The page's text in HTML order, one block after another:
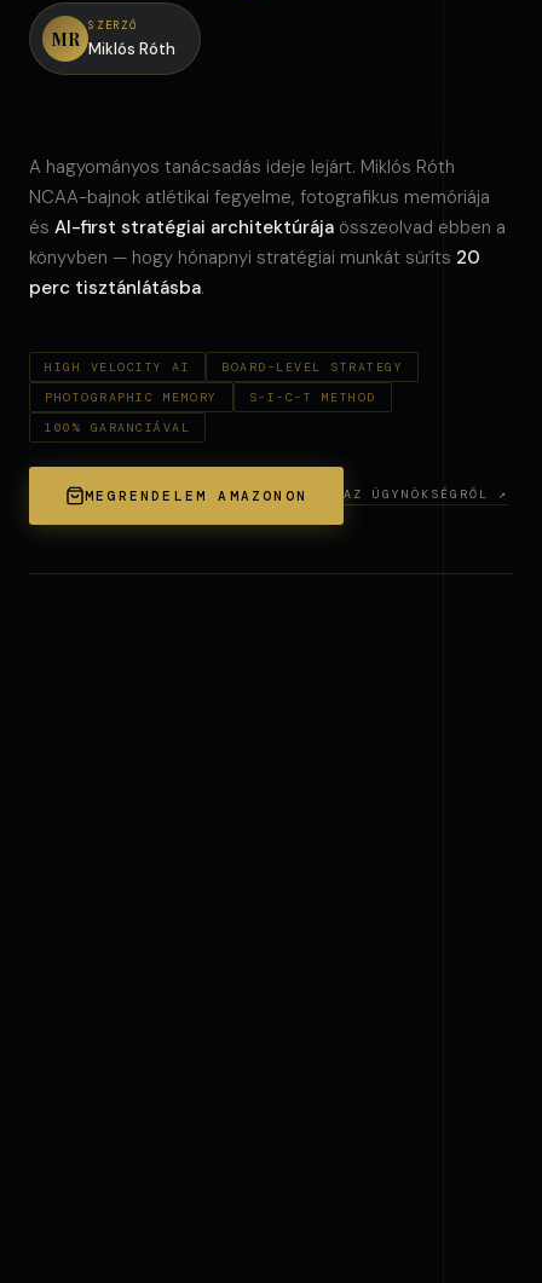
MR
SZERZŐ
Miklós Róth
A hagyományos tanácsadás ideje lejárt. Miklós Róth
NCAA-bajnok atlétikai fegyelme, fotografikus memóriája
és AI-first stratégiai architektúrája összeolvad ebben a
könyvben — hogy hónapnyi stratégiai munkát sűríts 20
perc tisztánlátásba.
HIGH VELOCITY AI
BOARD-LEVEL STRATEGY
PHOTOGRAPHIC MEMORY
S-I-C-T METHOD
100% GARANCIÁVAL
MEGRENDELEM AMAZONON AZ ÜGYNÖKSÉGRŐL ↗